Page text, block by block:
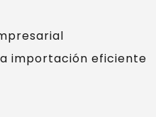
importación eficiente